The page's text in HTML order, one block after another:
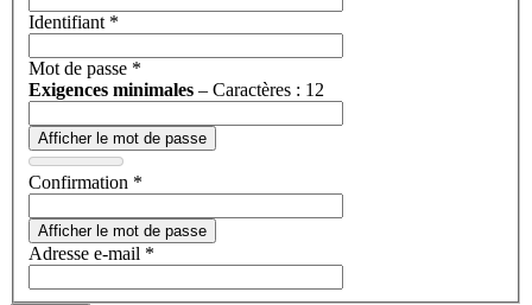
Identifiant *
Mot de passe *
Exigences minimales – Caractères : 12
Afficher le mot de passe
Confirmation *
Afficher le mot de passe
Adresse e-mail *